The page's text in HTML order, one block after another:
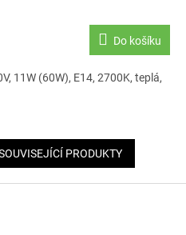
Do košíku
11W (60W), E14, 2700K, teplá,
PRODUKTY